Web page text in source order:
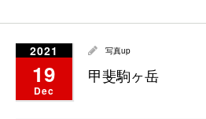
2021
19
Dec
写真up
甲斐駒ヶ岳